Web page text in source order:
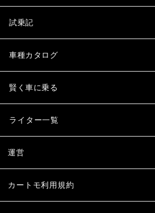
試乗記
車種カタログ
賢く車に乗る
ライター一覧
運営
カートモ利用規約